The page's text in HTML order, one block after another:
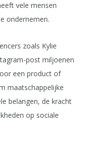
vele mensen
ondernemen.
zoals Kylie
post miljoenen
een product of
maatschappelijke
belangen, de kracht
op sociale